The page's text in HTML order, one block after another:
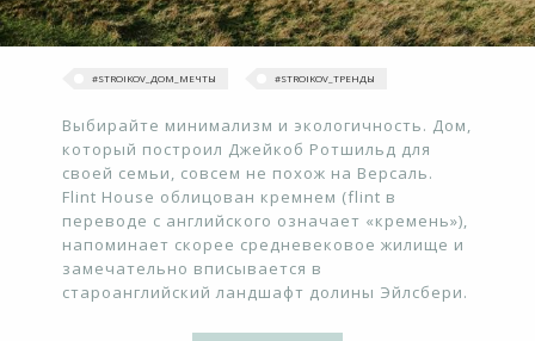
#‎STROIKOV_ДОМ_МЕЧТЫ‬ #‎STROIKOV_ТРЕНДЫ‬
Выбирайте минимализм и экологичность. Дом,
который построил Джейкоб Ротшильд для
своей семьи, совсем не похож на Версаль.
Flint House облицован кремнем (flint в
переводе с английского означает «кремень»),
напоминает скорее средневековое жилище и
замечательно вписывается в
староанглийский ландшафт долины Эйлсбери.